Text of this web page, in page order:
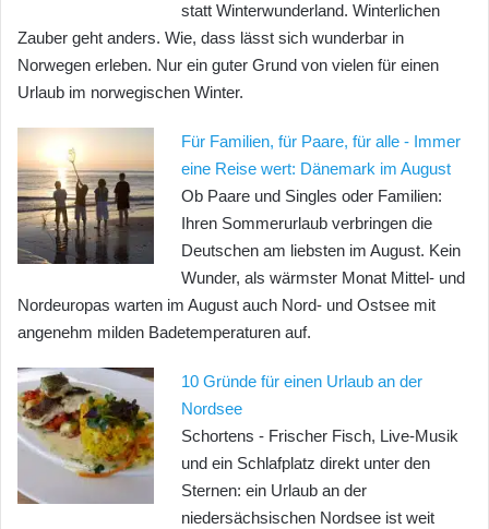
statt Winterwunderland. Winterlichen
Zauber geht anders. Wie, dass lässt sich wunderbar in
Norwegen erleben. Nur ein guter Grund von vielen für einen
Urlaub im norwegischen Winter.
Für Familien, für Paare, für alle - Immer
eine Reise wert: Dänemark im August
Ob Paare und Singles oder Familien:
Ihren Sommerurlaub verbringen die
Deutschen am liebsten im August. Kein
Wunder, als wärmster Monat Mittel- und
Nordeuropas warten im August auch Nord- und Ostsee mit
angenehm milden Badetemperaturen auf.
10 Gründe für einen Urlaub an der
Nordsee
Schortens - Frischer Fisch, Live-Musik
und ein Schlafplatz direkt unter den
Sternen: ein Urlaub an der
niedersächsischen Nordsee ist weit